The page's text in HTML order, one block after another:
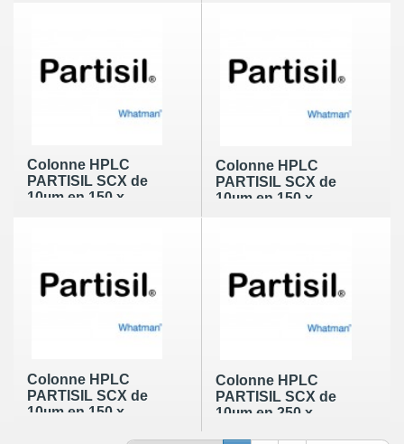
Colonne HPLC
PARTISIL SCX de
10µm en 150 x
Colonne HPLC
PARTISIL SCX de
10µm en 150 x
Colonne HPLC
PARTISIL SCX de
10µm en 150 x
Colonne HPLC
PARTISIL SCX de
10µm en 250 x